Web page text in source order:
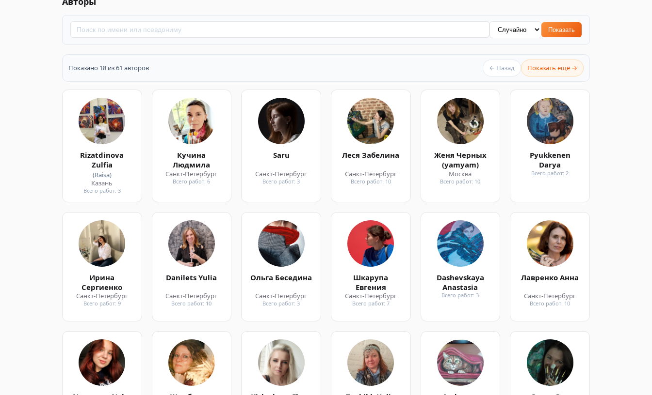
Показать
Показано 18 из 61 авторов ← Назад Показать ещё →
Rizatdinova
Zulfia
(Raisa)
Казань
Всего работ: 3
Кучина
Людмила
Санкт-Петербург
Всего работ: 6
Saru
Санкт-Петербург
Всего работ: 3
Леся Забелина
Санкт-Петербург
Всего работ: 10
Женя Черных
(yamyam)
Москва
Всего работ: 10
Pyukkenen
Darya
Всего работ: 2
Ирина
Сергиенко
Санкт-Петербург
Всего работ: 9
Danilets Yulia
Санкт-Петербург
Всего работ: 10
Ольга Беседина
Санкт-Петербург
Всего работ: 3
Шкарупа
Евгения
Санкт-Петербург
Всего работ: 7
Dashevskaya
Anastasia
Всего работ: 3
Лавренко Анна
Санкт-Петербург
Всего работ: 10